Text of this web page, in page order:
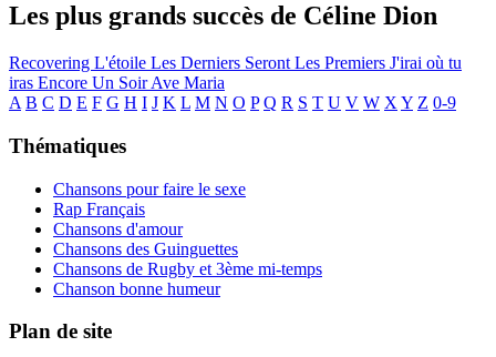
Les plus grands succès de Céline Dion
Recovering L'étoile Les Derniers Seront Les Premiers J'irai où tu
iras Encore Un SoirAve Maria
A B C D E F G H I J K L M N O P Q R S T U V W X Y Z 0-9
Thématiques
Chansons pour faire le sexe
Rap Français
Chansons d'amour
Chansons des Guinguettes
Chansons de Rugby et 3ème mi-temps
Chanson bonne humeur
Plan de site